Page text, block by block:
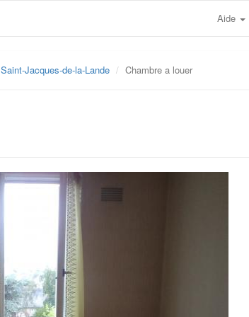
Aide
Saint-Jacques-de-la-Lande Chambre a louer